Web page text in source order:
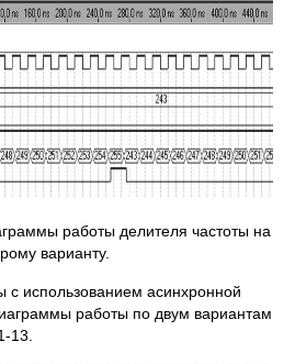
работы делителя частоты на
варианту.
с использованием асинхронной
работы по двум вариантам
13.